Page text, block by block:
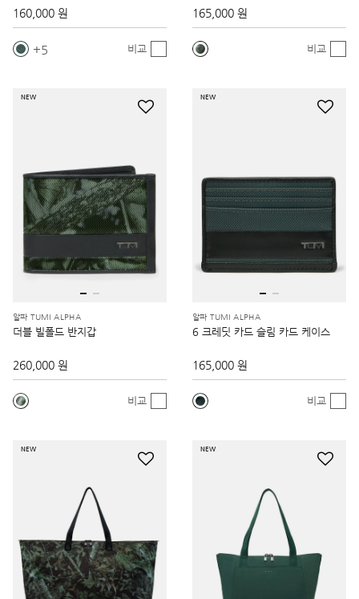
160,000 원
5 비교
165,000 원
비교
NEW
알파 TUMI ALPHA
더블 빌폴드 반지갑
260,000 원
비교
NEW
알파 TUMI ALPHA
6 크레딧 카드 슬림 카드 케이스
165,000 원
비교
NEW NEW